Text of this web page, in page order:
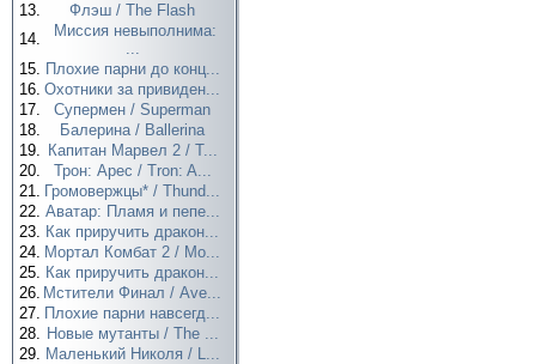
13.
Флэш / The Flash
14.
Миссия невыполнима:
...
15. Плохие парни до конц...
16. Охотники за привиден...
17.
Супермен / Superman
18.
Балерина / Ballerina
19. Капитан Марвел 2 / T...
20.
Трон: Арес / Tron: A...
21. Громовержцы* / Thund...
22. Аватар: Пламя и пепе...
23. Как приручить дракон...
24. Мортал Комбат 2 / Mo...
25. Как приручить дракон...
26. Мстители Финал / Ave...
27. Плохие парни навсегд...
28. Новые мутанты / The ...
29. Маленький Николя / L...